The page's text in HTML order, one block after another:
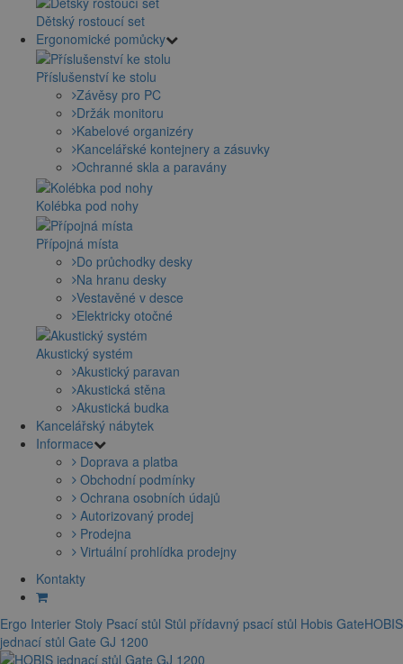
Dětský rostoucí set
Ergonomické pomůcky
Příslušenství ke stolu
Závěsy pro PC
Držák monitoru
Kabelové organizéry
Kancelářské kontejnery a zásuvky
Ochranné skla a paravány
Kolébka pod nohy
Přípojná místa
Do průchodky desky
Na hranu desky
Vestavěné v desce
Elektricky otočné
Akustický systém
Akustický paravan
Akustická stěna
Akustická budka
Kancelářský nábytek
Informace
Doprava a platba
Obchodní podmínky
Ochrana osobních údajů
Autorizovaný prodej
Prodejna
Virtuální prohlídka prodejny
Kontakty
Ergo Interier Stoly Psací stůl Stůl přídavný psací stůl Hobis GateHOBIS
jednací stůl Gate GJ 1200